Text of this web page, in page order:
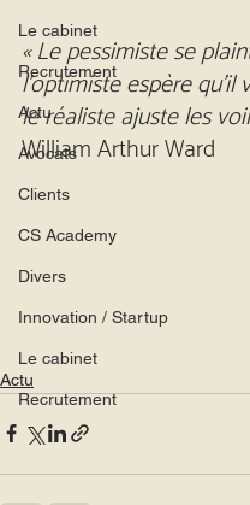
Le cabinet
Recrutement
Actu
Avocats
Clients
CS Academy
Divers
Innovation / Startup
Le cabinet
Recrutement
« Le pessimiste se
l’optimiste espère qu’il
le réaliste ajuste les
William Arthur Ward
Actu